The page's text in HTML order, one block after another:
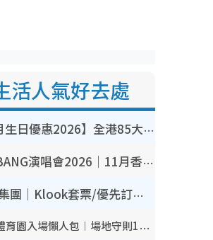
活人氣好去處
【8月生日優惠2026】全港85大食買玩著數攻略 自助餐/火鍋放題同行免費＋誠品/DONKI送現金券
BIGBANG演唱會2026｜11月香港啟德開3場！實名制VIP申請、優先購票攻略
人夫集團｜Klook套票/優先訂票/公開發售搶飛攻略！附票價.購票連結.場地座位表
啟德體育園入場懶人包︱場地守則12違禁品不可進場准帶細水樽但全場禁樽蓋！應援牌有限制！